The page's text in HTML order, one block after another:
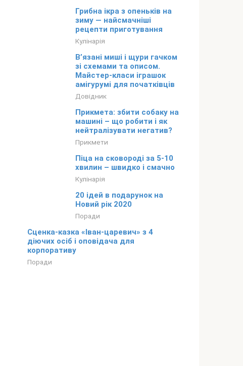
Грибна ікра з опеньків на
зиму — найсмачніші
рецепти приготування
Кулінарія
В’язані миші і щури гачком
зі схемами та описом.
Майстер-класи іграшок
амігурумі для початківців
Довідник
Прикмета: збити собаку на
машині – що робити і як
нейтралізувати негатив?
Прикмети
Піца на сковороді за 5-10
хвилин – швидко і смачно
Кулінарія
20 ідей в подарунок на
Новий рік 2020
Поради
Сценка-казка «Іван-царевич» з 4
діючих осіб і оповідача для
корпоративу
Поради